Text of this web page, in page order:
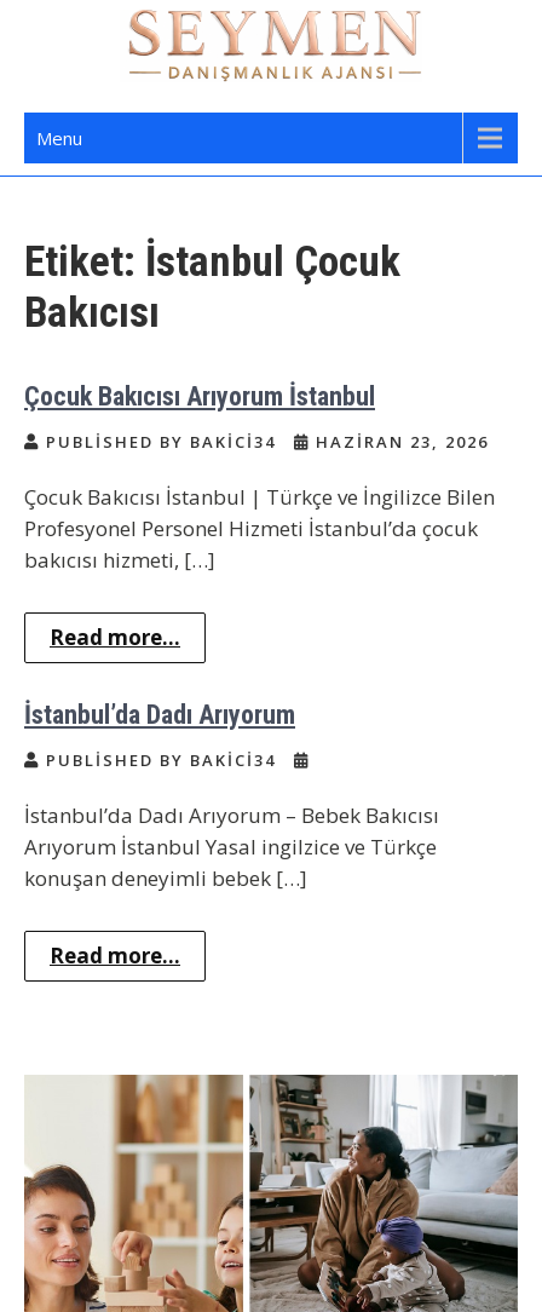
Seymen Danışmanlık | Yatılı Bakıcı,
Dadı,
Menu
Etiket: İstanbul Çocuk
Bakıcısı
Çocuk Bakıcısı Arıyorum İstanbul
PUBLISHED BY BAKICI34 HAZIRAN 23, 2026
Çocuk Bakıcısı İstanbul | Türkçe ve İngilizce Bilen
Profesyonel Personel Hizmeti İstanbul’da çocuk
bakıcısı hizmeti, […]
Read more...
İstanbul’da Dadı Arıyorum
PUBLISHED BY BAKICI34
İstanbul’da Dadı Arıyorum – Bebek Bakıcısı
Arıyorum İstanbul Yasal ingilzice ve Türkçe
konuşan deneyimli bebek […]
Read more...